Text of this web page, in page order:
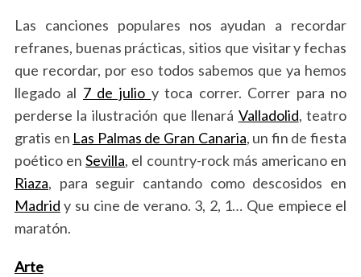
Las canciones populares nos ayudan a recordar
refranes, buenas prácticas, sitios que visitar y fechas
que recordar, por eso todos sabemos que ya hemos
llegado al 7 de julio y toca correr. Correr para no
perderse la ilustración que llenará Valladolid, teatro
gratis en Las Palmas de Gran Canaria, un fin de fiesta
poético enSevilla, el country-rock más americano en
Riaza, para seguir cantando como descosidos en
Madrid y su cine de verano. 3, 2, 1… Que empiece el
maratón.
Arte